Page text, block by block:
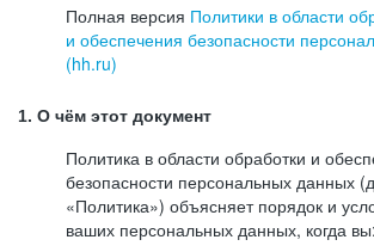
Полная версия Политики в области
и обеспечения безопасности
(hh.ru)
1. О чём этот документ
Политика в области обработки и
безопасности персональных данных
«Политика») объясняет порядок и
ваших персональных данных, когда вы: